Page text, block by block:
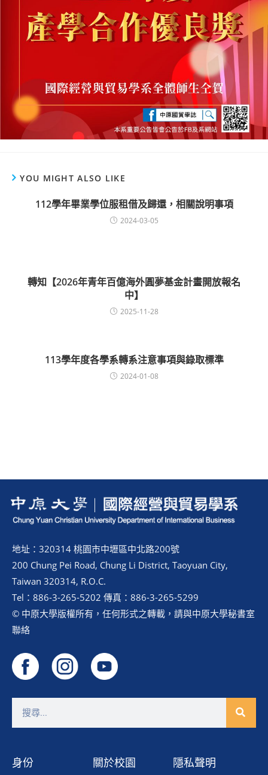
YOU MIGHT ALSO LIKE
112學年畢業學位服租借及歸還，相關說明事項
2024-03-05
轉知【2026年青年百億海外圓夢基金計畫開放報名
中】
2025-11-28
113學年度各學系轉系注意事項與錄取標準
2024-01-08
地址：320314 桃園市中壢區中北路200號
200 Chung Pei Road, Chung Li District, Taoyuan City,
Taiwan 320314, R.O.C.
Tel：886-3-265-5202 傳真：886-3-265-5299
© 中原大學版權所有，任何形式之轉載，請與中原大學秘書室
聯絡
身份 關於校園 隱私聲明